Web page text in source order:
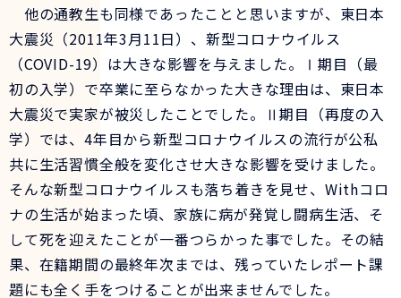
他の通教生も同様であったことと思いますが、東日本
大震災（2011年3月11日）、新型コロナウイルス
（COVID-19）は大きな影響を与えました。Ⅰ期目（最
初の入学）で卒業に至らなかった大きな理由は、東日本
大震災で実家が被災したことでした。Ⅱ期目（再度の入
学）では、4年目から新型コロナウイルスの流行が公私
共に生活習慣全般を変化させ大きな影響を受けました。
そんな新型コロナウイルスも落ち着きを見せ、Withコロ
ナの生活が始まった頃、家族に病が発覚し闘病生活、そ
して死を迎えたことが一番つらかった事でした。その結
果、在籍期間の最終年次までは、残っていたレポート課
題にも全く手をつけることが出来ませんでした。